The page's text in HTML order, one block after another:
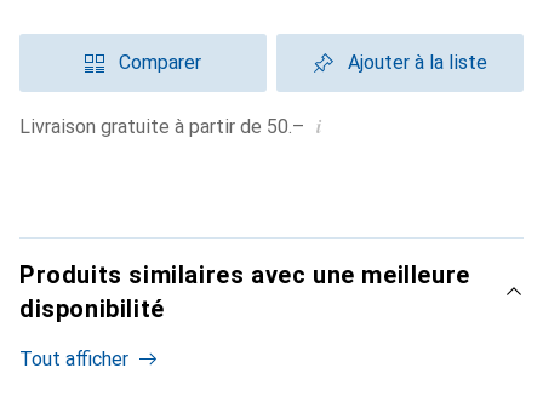
Comparer Ajouter à la liste
Livraison gratuite à partir de 50.– i
Produits similaires avec une meilleure
disponibilité
Tout afficher